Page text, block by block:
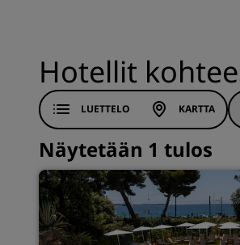
Hotellit
LUETTELO KARTTA
Näytetään 1 tulos